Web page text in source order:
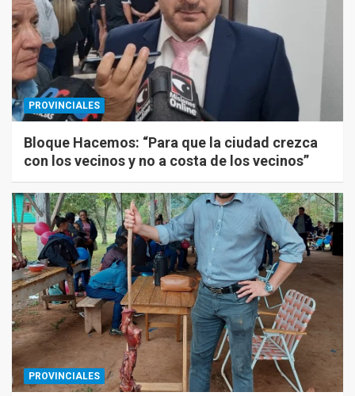
PROVINCIALES
Bloque Hacemos: “Para que la ciudad crezca
con los vecinos y no a costa de los vecinos”
PROVINCIALES